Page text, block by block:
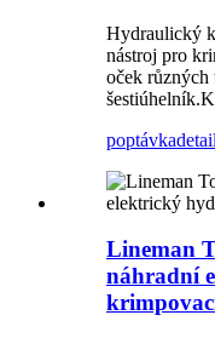
Hydraulický
nástroj pro
oček
poptávkadetail
Lineman
náhradní